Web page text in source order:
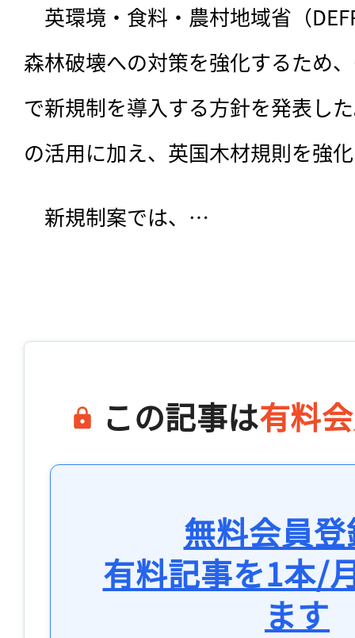
英環境・食料・農村地域省（
森林破壊への対策を強化するため
で新規制を導入する方針を発表し
の活用に加え、英国木材規則を強
新規制案では、…
この記事は有料
無料会員
有料記事を1本/
ます